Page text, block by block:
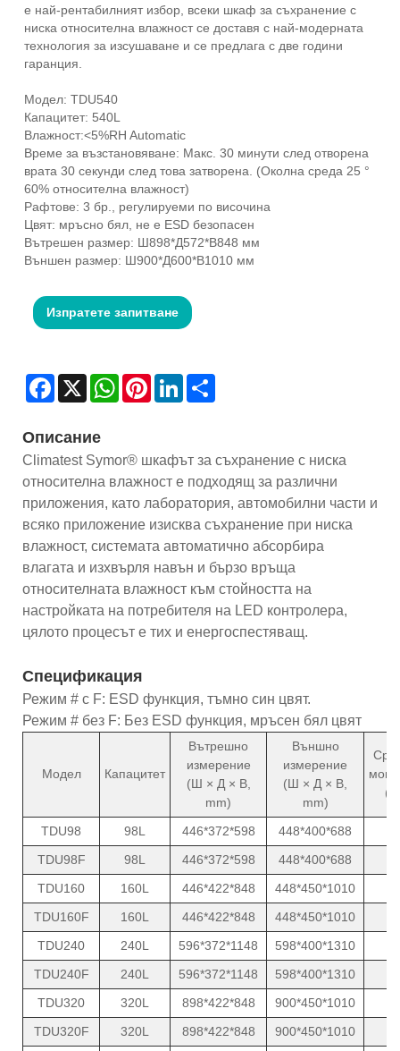
е най-рентабилният избор, всеки шкаф за съхранение с
ниска относителна влажност се доставя с най-модерната
технология за изсушаване и се предлага с две години
гаранция.
Модел: TDU540
Капацитет: 540L
Влажност:<5%RH Automatic
Време за възстановяване: Макс. 30 минути след отворена
врата 30 секунди след това затворена. (Околна среда 25 °
60% относителна влажност)
Рафтове: 3 бр., регулируеми по височина
Цвят: мръсно бял, не е ESD безопасен
Вътрешен размер: Ш898*Д572*В848 мм
Външен размер: Ш900*Д600*В1010 мм
Изпратете запитване
Facebook
X WhatsAppPinterestLinkedIn
Описание
Climatest Symor® шкафът за съхранение с ниска
относителна влажност е подходящ за различни
приложения, като лаборатория, автомобилни части и
всяко приложение изисква съхранение при ниска
влажност, системата автоматично абсорбира
влагата и изхвърля навън и бързо връща
относителната влажност към стойността на
настройката на потребителя на LED контролера,
цялото процесът е тих и енергоспестяващ.
Спецификация
Режим # с F: ESD функция, тъмно син цвят.
Режим # без F: Без ESD функция, мръсен бял цвят
Модел Капацитет
Вътрешно
измерение
(Ш × Д × В,
mm)
Външно
измерение
(Ш × Д × В,
mm)
TDU98 98L 446*372*598 448*400*688
TDU98F
98L 446*372*598 448*400*688
TDU160
160L 446*422*848 448*450*1010
TDU160F
160L 446*422*848 448*450*1010
TDU240
240L 596*372*1148 598*400*1310
TDU240F
240L 596*372*1148 598*400*1310
TDU320
320L 898*422*848 900*450*1010
TDU320F
320L 898*422*848 900*450*1010